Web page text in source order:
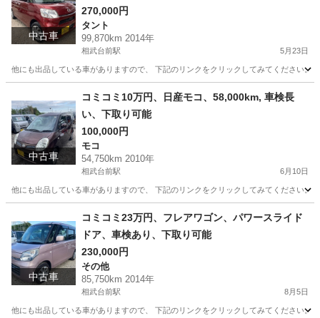
中古車
270,000円
タント
99,870km 2014年
相武台前駅 5月23日
他にも出品している車がありますので、 下記のリンクをクリックしてみてください。
相武台前駅 タント スマートアシスト
中古車
コミコミ10万円、日産モコ、58,000km, 車検長
い、下取り可能
100,000円
モコ
54,750km 2010年
相武台前駅 6月10日
他にも出品している車がありますので、 下記のリンクをクリックしてみてください。
相武台前駅 日産モコ
中古車
コミコミ23万円、フレアワゴン、パワースライド
ドア、車検あり、下取り可能
230,000円
その他
85,750km 2014年
相武台前駅 8月5日
他にも出品している車がありますので、 下記のリンクをクリックしてみてください。